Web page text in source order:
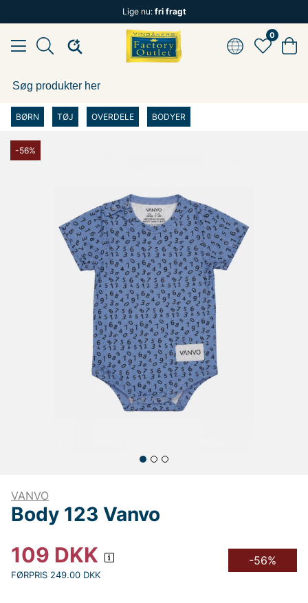
Lige nu: fri fragt
0
BØRN TØJ OVERDELE BODYER
-56%
VANVO
Body 123 Vanvo
109 DKK
FØRPRIS 249.00 DKK
-56%